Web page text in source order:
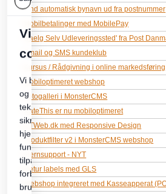
Find automatisk bynavn ud fra postnummer
Mobilbetalinger med MobilePay
'Vaelg Selv Udleveringssted' fra Post
Email og SMS kundeklub
Kursus / Rådgivning i online markedsføring
Mobiloptimeret webshop
Fotogalleri i MonsterCMS
RateThis er nu mobiloptimeret
CTWeb.dk med Responsive Design
Produktfilter v2 i MonsterCMS webshop
Fjernsupport - NYT
Retur labels med GLS
Webshop integreret med Kasseapperat